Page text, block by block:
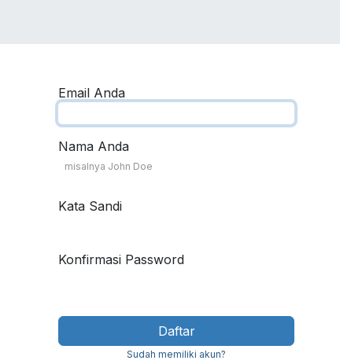
Email Anda
Nama Anda
Kata Sandi
Konfirmasi Password
Daftar
Sudah memiliki akun?